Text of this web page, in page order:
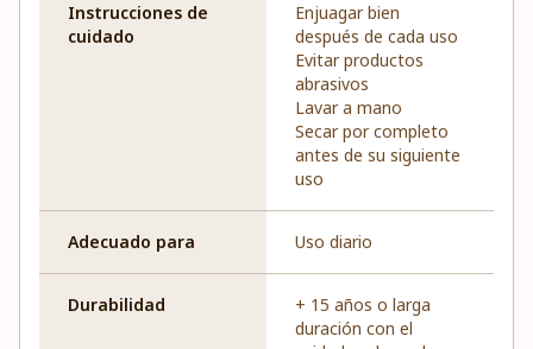
Instrucciones de
cuidado
Enjuagar bien
después de cada uso
Evitar productos
abrasivos
Lavar a mano
Secar por completo
antes de su siguiente
uso
Adecuado para Uso diario
Durabilidad
+ 15 años o larga
duración con el